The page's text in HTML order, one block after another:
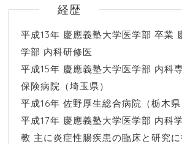
経歴
平成13年 慶應義塾大学医学部 卒業
学部 内科研修医
平成15年 慶應義塾大学医学部 内科
保険病院（埼玉県）
平成16年 佐野厚生総合病院（栃木県
平成17年 慶應義塾大学医学部 内科
教 主に炎症性腸疾患の臨床と研究